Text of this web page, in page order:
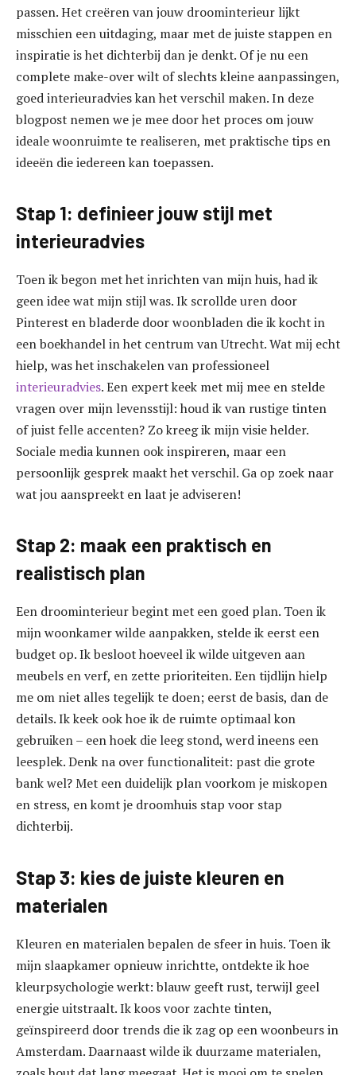
passen. Het creëren van jouw droominterieur lijkt
misschien een uitdaging, maar met de juiste stappen en
inspiratie is het dichterbij dan je denkt. Of je nu een
complete make-over wilt of slechts kleine aanpassingen,
goed interieuradvies kan het verschil maken. In deze
blogpost nemen we je mee door het proces om jouw
ideale woonruimte te realiseren, met praktische tips en
ideeën die iedereen kan toepassen.
Stap 1: definieer jouw stijl met
interieuradvies
Toen ik begon met het inrichten van mijn huis, had ik
geen idee wat mijn stijl was. Ik scrollde uren door
Pinterest en bladerde door woonbladen die ik kocht in
een boekhandel in het centrum van Utrecht. Wat mij echt
hielp, was het inschakelen van professioneel
interieuradvies. Een expert keek met mij mee en stelde
vragen over mijn levensstijl: houd ik van rustige tinten
of juist felle accenten? Zo kreeg ik mijn visie helder.
Sociale media kunnen ook inspireren, maar een
persoonlijk gesprek maakt het verschil. Ga op zoek naar
wat jou aanspreekt en laat je adviseren!
Stap 2: maak een praktisch en
realistisch plan
Een droominterieur begint met een goed plan. Toen ik
mijn woonkamer wilde aanpakken, stelde ik eerst een
budget op. Ik besloot hoeveel ik wilde uitgeven aan
meubels en verf, en zette prioriteiten. Een tijdlijn hielp
me om niet alles tegelijk te doen; eerst de basis, dan de
details. Ik keek ook hoe ik de ruimte optimaal kon
gebruiken – een hoek die leeg stond, werd ineens een
leesplek. Denk na over functionaliteit: past die grote
bank wel? Met een duidelijk plan voorkom je miskopen
en stress, en komt je droomhuis stap voor stap
dichterbij.
Stap 3: kies de juiste kleuren en
materialen
Kleuren en materialen bepalen de sfeer in huis. Toen ik
mijn slaapkamer opnieuw inrichtte, ontdekte ik hoe
kleurpsychologie werkt: blauw geeft rust, terwijl geel
energie uitstraalt. Ik koos voor zachte tinten,
geïnspireerd door trends die ik zag op een woonbeurs in
Amsterdam. Daarnaast wilde ik duurzame materialen,